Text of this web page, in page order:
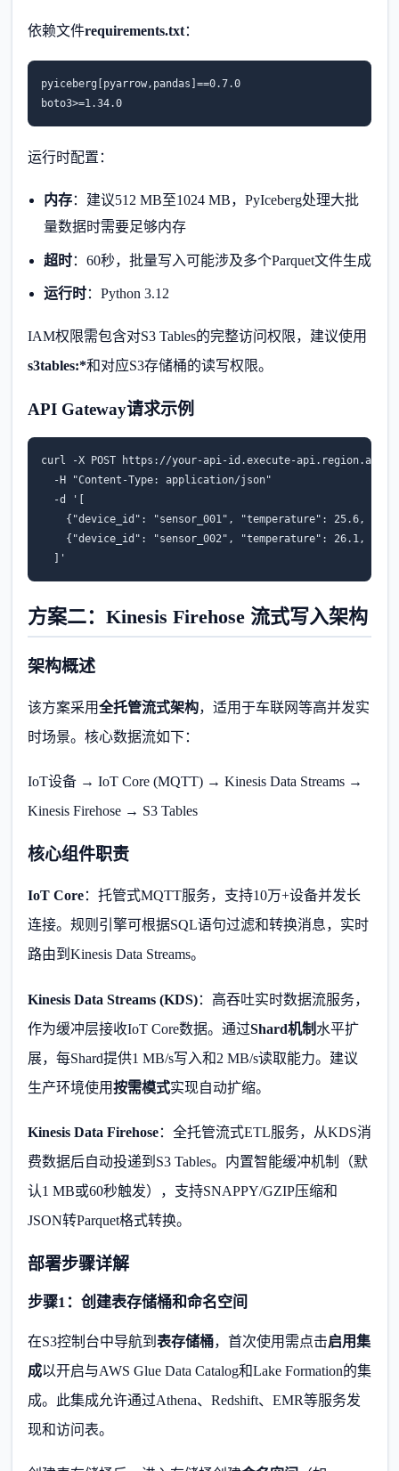
依赖文件requirements.txt：
pyiceberg[pyarrow,pandas]==0.7.0
boto3>=1.34.0
运行时配置：
内存：建议512 MB至1024 MB，PyIceberg处理大批
量数据时需要足够内存
超时：60秒，批量写入可能涉及多个Parquet文件生成
运行时：Python 3.12
IAM权限需包含对S3 Tables的完整访问权限，建议使用
s3tables:*和对应S3存储桶的读写权限。
API Gateway请求示例
curl -X POST https://your-api-id.execute-
  -H "Content-Type: application/json"
  -d '[
{"device_id": "sensor_001", "temperature": 25.6,
{"device_id": "sensor_002", "temperature": 26.1,
  ]'
方案二：Kinesis Firehose 流式写入架构
架构概述
该方案采用全托管流式架构，适用于车联网等高并发实
时场景。核心数据流如下：
IoT设备 → IoT Core (MQTT) → Kinesis Data Streams →
Kinesis Firehose → S3 Tables
核心组件职责
IoT Core：托管式MQTT服务，支持10万+设备并发长
连接。规则引擎可根据SQL语句过滤和转换消息，实时
路由到Kinesis Data Streams。
Kinesis Data Streams (KDS)：高吞吐实时数据流服务，
作为缓冲层接收IoT Core数据。通过Shard机制 水平扩
展，每Shard提供1 MB/s写入和2 MB/s读取能力。建议
生产环境使用按需模式实现自动扩缩。
Kinesis Data Firehose：全托管流式ETL服务，从KDS消
费数据后自动投递到S3 Tables。内置智能缓冲机制（默
认1 MB或60秒触发），支持SNAPPY/GZIP压缩和
JSON转Parquet格式转换。
部署步骤详解
步骤1：创建表存储桶和命名空间
在S3控制台中导航到 表存储桶，首次使用需点击启用集
成以开启与AWS Glue Data Catalog和Lake Formation的集
成。此集成允许通过Athena、Redshift、EMR等服务发
现和访问表。